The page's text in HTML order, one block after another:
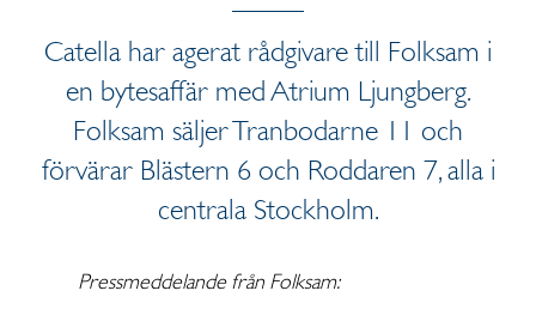
Catella har agerat rådgivare till Folksam i
en bytesaffär med Atrium Ljungberg.
Folksam säljer Tranbodarne 11 och
förvärar Blästern 6 och Roddaren 7, alla i
centrala Stockholm.
Pressmeddelande från Folksam: